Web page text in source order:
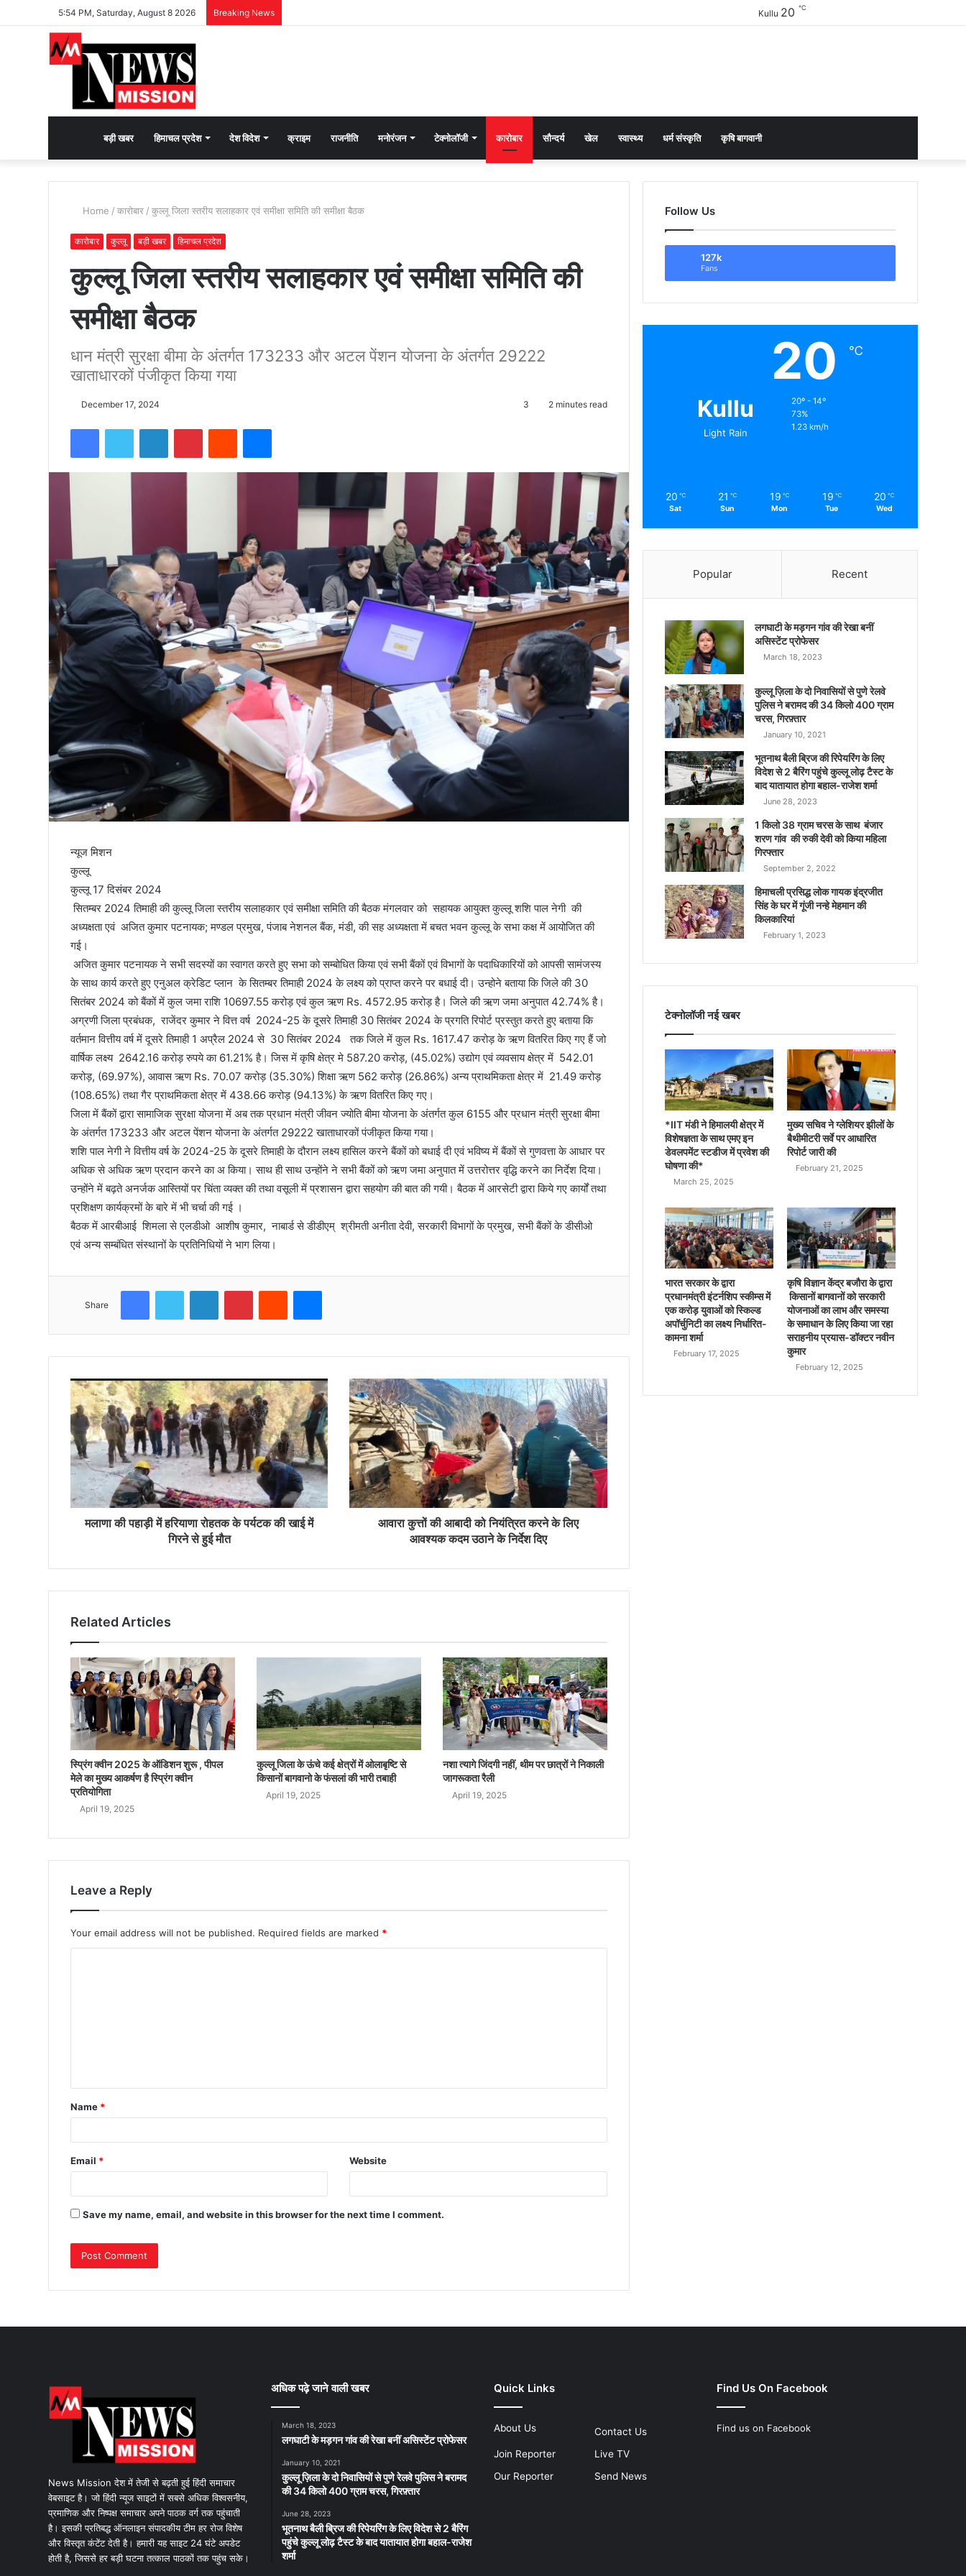
5:54 PM, Saturday, August 8 2026 Breaking News Kullu 20 ℃
भक्ति
भावना
जगाने
को
पर
फहराया
बड़ी खबर हिमाचल प्रदेश देश विदेश क्राइम राजनीति मनोरंजन टेक्नोलॉजी कारोबार सौन्दर्य खेल स्वास्थ्य धर्म संस्कृति कृषि बागवानी
Home / कारोबार / कुल्लू जिला स्तरीय सलाहकार एवं समीक्षा समिति की समीक्षा बैठक
कारोबार कुल्लू बड़ी खबर हिमाचल प्रदेश
कुल्लू जिला स्तरीय सलाहकार एवं समीक्षा समिति की
समीक्षा बैठक
धान मंत्री सुरक्षा बीमा के अंतर्गत 173233 और अटल पेंशन योजना के अंतर्गत 29222
खाताधारकों पंजीकृत किया गया
December 17, 2024 3 2 minutes read
न्यूज मिशन
कुल्लू
कुल्लू 17 दिसंबर 2024
सितम्बर 2024 तिमाही की कुल्लू जिला स्तरीय सलाहकार एवं समीक्षा समिति की बैठक मंगलवार को सहायक आयुक्त कुल्लू शशि पाल नेगी की
अध्यक्षता एवं अजित कुमार पटनायक; मण्डल प्रमुख, पंजाब नेशनल बैंक, मंडी, की सह अध्यक्षता में बचत भवन कुल्लू के सभा कक्ष में आयोजित की
गई।
अजित कुमार पटनायक ने सभी सदस्यों का स्वागत करते हुए सभा को सम्बोधित किया एवं सभी बैंकों एवं विभागों के पदाधिकारियों को आपसी सामंजस्य
के साथ कार्य करते हुए एनुअल क्रेडिट प्लान के सितम्बर तिमाही 2024 के लक्ष्य को प्राप्त करने पर बधाई दी। उन्होने बताया कि जिले की 30
सितंबर 2024 को बैंकों में कुल जमा राशि 10697.55 करोड़ एवं कुल ऋण Rs. 4572.95 करोड़ है। जिले की ऋण जमा अनुपात 42.74% है।
अग्रणी जिला प्रबंधक, राजेंदर कुमार ने वित्त वर्ष 2024-25 के दूसरे तिमाही 30 सितंबर 2024 के प्रगति रिपोर्ट प्रस्तुत करते हुए बताया कि
वर्तमान वित्तीय वर्ष में दूसरे तिमाही 1 अप्रैल 2024 से 30 सितंबर 2024 तक जिले में कुल Rs. 1617.47 करोड़ के ऋण वितरित किए गए हैं जो
वार्षिक लक्ष्य 2642.16 करोड़ रुपये का 61.21% है। जिस में कृषि क्षेत्र मे 587.20 करोड़, (45.02%) उद्योग एवं व्यवसाय क्षेत्र में 542.01
करोड़, (69.97%), आवास ऋण Rs. 70.07 करोड़ (35.30%) शिक्षा ऋण 562 करोड़ (26.86%) अन्य प्राथमिकता क्षेत्र में 21.49 करोड़
(108.65%) तथा गैर प्राथमिकता क्षेत्र में 438.66 करोड़ (94.13%) के ऋण वितरित किए गए।
जिला में बैंकों द्वारा सामाजिक सुरक्षा योजना में अब तक प्रधान मंत्री जीवन ज्योति बीमा योजना के अंतर्गत कुल 6155 और प्रधान मंत्री सुरक्षा बीमा
के अंतर्गत 173233 और अटल पेंशन योजना के अंतर्गत 29222 खाताधारकों पंजीकृत किया गया।
शशि पाल नेगी ने वित्तीय वर्ष के 2024-25 के दूसरे तिमाही के दौरान लक्ष्य हासिल करने बैंकों को बधाई दी एवं भविष्य में बैंकों से गुणवत्ता के आधार पर
अधिक से अधिक ऋण प्रदान करने का अ किया। साथ ही साथ उन्होंने ने सभी बैंकों को ऋण जमा अनुपात में उत्तरोत्तर वृद्धि करने का निर्देश दिया।
उन्होंने में बढ़ते अनर्जक आस्तियों पर चिंता व्यक्त की तथा वसूली में प्रशासन द्वारा सहयोग की बात की गयी। बैठक में आरसेटी द्वारा किये गए कार्यों तथा
प्रशिक्षण कार्यक्रमों के बारे में भी चर्चा की गई ।
बैठक में आरबीआई शिमला से एलडीओ आशीष कुमार, नाबार्ड से डीडीएम् श्रीमती अनीता देवी, सरकारी विभागों के प्रमुख, सभी बैंकों के डीसीओ
एवं अन्य सम्बंधित संस्थानों के प्रतिनिधियों ने भाग लिया।
Share
मलाणा की पहाड़ी में हरियाणा रोहतक के पर्यटक की खाई में
गिरने से हुई मौत
आवारा कुत्तों की आबादी को नियंत्रित करने के लिए
आवश्यक कदम उठाने के निर्देश दिए
Related Articles
स्प्रिंग क्वीन 2025 के ऑडिशन शुरू , पीपल
मेले का मुख्य आकर्षण है स्प्रिंग क्वीन
प्रतियोगिता
April 19, 2025
कुल्लू जिला के ऊंचे कई क्षेत्रों में ओलाबृष्टि से
किसानों बागवानो के फंसलां की भारी तबाही
April 19, 2025
नशा त्यागे जिंदगी नहीं, थीम पर छात्रों ने निकाली
जागरूकता रैली
April 19, 2025
Leave a Reply
Your email address will not be published. Required fields are marked *
Name *
Email * Website
Save my name, email, and website in this browser for the next time I comment.
Follow Us
127k
Fans
Kullu
Light Rain
20 ℃
20º - 14º
73%
1.23 km/h
20 ℃
Sat
21 ℃
Sun
19 ℃
Mon
19 ℃
Tue
20 ℃
Wed
Popular Recent
लगघाटी के मड़गन गांव की रेखा बनीं
असिस्टेंट प्रोफेसर
March 18, 2023
कुल्लू ज़िला के दो निवासियों से पुणे रेलवे
पुलिस ने बरामद की 34 किलो 400 ग्राम
चरस, गिरफ़्तार
January 10, 2021
भूतनाथ बैली ब्रिज की रिपेयरिंग के लिए
विदेश से 2 बैरिंग पहुंचे कुल्लू लोढ़ टैस्ट के
बाद यातायात होगा बहाल-राजेश शर्मा
June 28, 2023
1 किलो 38 ग्राम चरस के साथ बंजार
शरण गांव की रुकी देवी को किया महिला
गिरफ्तार
September 2, 2022
हिमाचली प्रसिद्ध लोक गायक इंद्रजीत
सिंह के घर में गूंजी नन्हे मेहमान की
किलकारियां
February 1, 2023
टेक्नोलॉजी नई खबर
*IIT मंडी ने हिमालयी क्षेत्र में
विशेषज्ञता के साथ एमए इन
डेवलपमेंट स्टडीज में प्रवेश की
घोषणा की*
March 25, 2025
मुख्य सचिव ने ग्लेशियर झीलों के
बैथीमीटरी सर्वे पर आधारित
रिपोर्ट जारी की
February 21, 2025
भारत सरकार के द्वारा
प्रधानमंत्री इंटर्नशिप स्कीम्स में
एक करोड़ युवाओं को स्किल्ड
अपॉर्चुनिटी का लक्ष्य निर्धारित-
कामना शर्मा
February 17, 2025
कृषि विज्ञान केंद्र बजौरा के द्वारा
किसानों बागवानों को सरकारी
योजनाओं का लाभ और समस्या
के समाधान के लिए किया जा रहा
सराहनीय प्रयास-डॉक्टर नवीन
कुमार
February 12, 2025
News Mission देश में तेजी से बढ़ती हुई हिंदी समाचार
वेबसाइट है। जो हिंदी न्यूज साइटों में सबसे अधिक विश्वसनीय,
प्रमाणिक और निष्पक्ष समाचार अपने पाठक वर्ग तक पहुंचाती
है। इसकी प्रतिबद्ध ऑनलाइन संपादकीय टीम हर रोज विशेष
और विस्तृत कंटेंट देती है। हमारी यह साइट 24 घंटे अपडेट
होती है, जिससे हर बड़ी घटना तत्काल पाठकों तक पहुंच सके।
अधिक पढ़े जाने वाली खबर
March 18, 2023
लगघाटी के मड़गन गांव की रेखा बनीं असिस्टेंट प्रोफेसर
January 10, 2021
कुल्लू ज़िला के दो निवासियों से पुणे रेलवे पुलिस ने बरामद
की 34 किलो 400 ग्राम चरस, गिरफ़्तार
June 28, 2023
भूतनाथ बैली ब्रिज की रिपेयरिंग के लिए विदेश से 2 बैरिंग
पहुंचे कुल्लू लोढ़ टैस्ट के बाद यातायात होगा बहाल-राजेश
शर्मा
Quick Links
About Us
Contact Us
Join Reporter
Live TV
Our Reporter
Send News
Find Us On Facebook
Find us on Facebook